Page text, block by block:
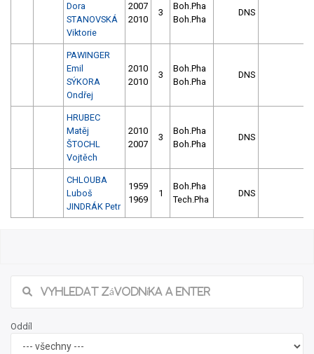
Dora
STANOVSKÁ
Viktorie
2007
2010
3
Boh.Pha
Boh.Pha
DNS
PAWINGER
Emil
SÝKORA
Ondřej
2010
2010
3
Boh.Pha
Boh.Pha
DNS
HRUBEC
Matěj
ŠTOCHL
Vojtěch
2010
2007
3
Boh.Pha
Boh.Pha
DNS
CHLOUBA
Luboš
JINDRÁK Petr
1959
1969
1
Boh.Pha
Tech.Pha
DNS
Oddíl